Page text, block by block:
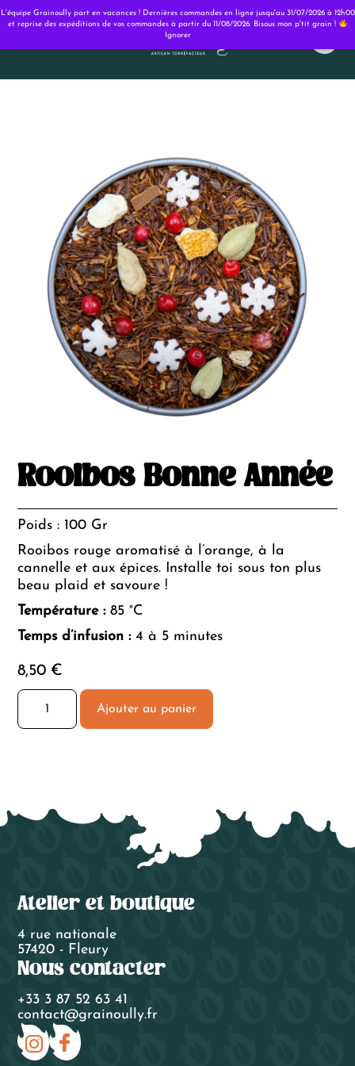
Rooibos Bonne Année
Poids : 100 Gr
Rooibos rouge aromatisé à l’orange, à la
cannelle et aux épices. Installe toi sous ton plus
beau plaid et savoure !
Température :85 °C
Temps d’infusion :4 à 5 minutes
8,50 €
quantité
Rooibos
Ajouter au panier
Atelier et boutique
4 rue nationale
57420 - Fleury
Nous contacter
+33 3 87 52 63 41
contact@grainoully.fr
L'équipe Grainoully part en vacances ! Dernières commandes en ligne jusqu'au 31/07/2026 à 12h00
et reprise des expéditions de vos commandes à partir du 11/08/2026. Bisous mon p'tit grain !
Ignorer